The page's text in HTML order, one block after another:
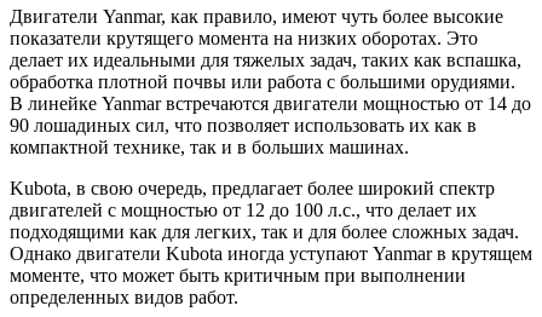
Двигатели Yanmar, как правило, имеют чуть более высокие
показатели крутящего момента на низких оборотах. Это
делает их идеальными для тяжелых задач, таких как вспашка,
обработка плотной почвы или работа с большими орудиями.
В линейке Yanmar встречаются двигатели мощностью от 14 до
90 лошадиных сил, что позволяет использовать их как в
компактной технике, так и в больших машинах.
Kubota, в свою очередь, предлагает более широкий спектр
двигателей с мощностью от 12 до 100 л.с., что делает их
подходящими как для легких, так и для более сложных задач.
Однако двигатели Kubota иногда уступают Yanmar в крутящем
моменте, что может быть критичным при выполнении
определенных видов работ.